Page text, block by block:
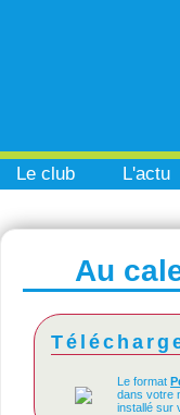
Le club L'actu
Au
Le format
dans votre
installé sur